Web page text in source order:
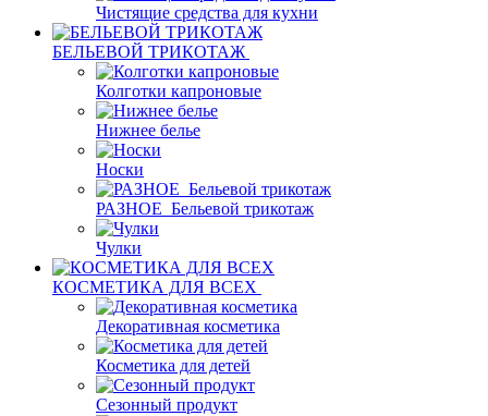
Чистящие средства для кухни
БЕЛЬЕВОЙ ТРИКОТАЖ
Колготки капроновые
Нижнее белье
Носки
РАЗНОЕ_Бельевой трикотаж
Чулки
КОСМЕТИКА ДЛЯ ВСЕХ
Декоративная косметика
Косметика для детей
Сезонный продукт